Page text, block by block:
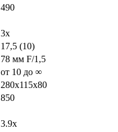
490
3x
17,5 (10)
78 мм F/1,5
от 10 до ∞
280x115x80
850
3.9x